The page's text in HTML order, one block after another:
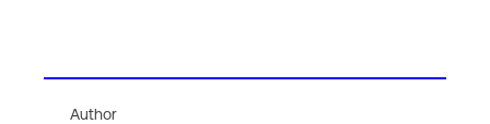
Partenaires
Author